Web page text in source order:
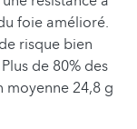
foie amélioré.
risque bien
de 80% des
24,8 g